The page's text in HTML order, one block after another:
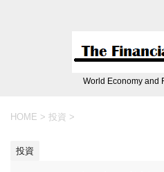
World Economy and
HOME > 投資 >
投資